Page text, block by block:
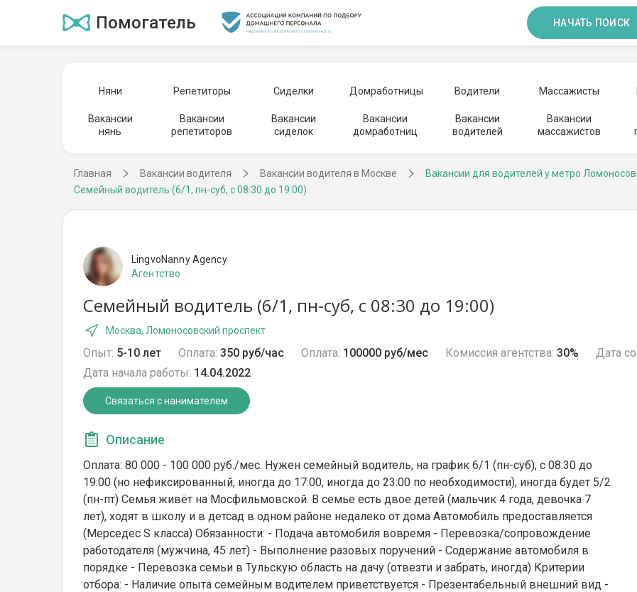
Помогатель НАЧАТЬ ПОИСК
Няни Репетиторы Сиделки Домработницы Водители Массажисты
Вакансии
нянь
Вакансии
репетиторов
Вакансии
сиделок
Вакансии
домработниц
Вакансии
водителей
Вакансии
массажистов
Главная Вакансии водителя Вакансии водителя в Москве
Вакансии для водителей у метро
Семейный водитель (6/1, пн-суб, с 08:30 до 19:00)
LingvoNanny Agency
Агентство
Семейный водитель (6/1, пн-суб, с 08:30 до 19:00)
Москва, Ломоносовский проспект
Опыт: 5-10 лет Оплата: 350 руб/час Оплата: 100000 руб/мес Комиссия агентства: 30% Дата
Дата начала работы: 14.04.2022
Связаться с нанимателем
Описание
Оплата: 80 000 - 100 000 руб./мес. Нужен семейный водитель, на график 6/1 (пн-суб), с 08:30 до
19:00 (но нефиксированный, иногда до 17:00, иногда до 23:00 по необходимости), иногда будет 5/2
(пн-пт) Семья живёт на Мосфильмовской. В семье есть двое детей (мальчик 4 года, девочка 7
лет), ходят в школу и в детсад в одном районе недалеко от дома Автомобиль предоставляется
(Мерседес S класса) Обязанности: - Подача автомобиля вовремя - Перевозка/сопровождение
работодателя (мужчина, 45 лет) - Выполнение разовых поручений - Содержание автомобиля в
порядке - Перевозка семьи в Тульскую область на дачу (отвезти и забрать, иногда) Критерии
отбора: - Наличие опыта семейным водителем приветствуется - Презентабельный внешний вид -